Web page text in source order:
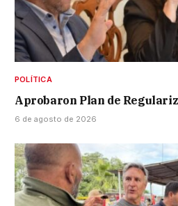
POLÍTICA
Aprobaron Plan de
6 de agosto de 2026